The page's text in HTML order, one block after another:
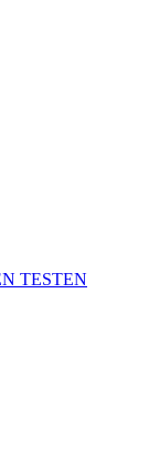
TESTEN